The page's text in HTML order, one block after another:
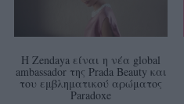
Η Zendaya είναι η νέα global
ambassador της Prada Beauty και
του εμβληματικού αρώματος
Paradoxe